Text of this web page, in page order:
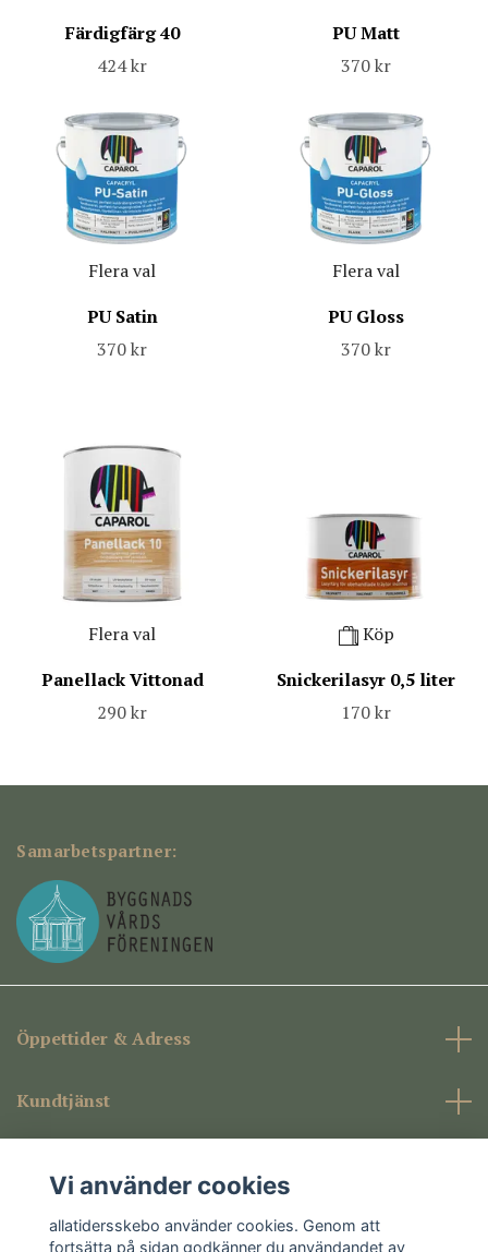
Färdigfärg 40
424 kr
PU Matt
370 kr
Flera val
PU Satin
370 kr
Flera val
PU Gloss
370 kr
Flera val
Panellack Vittonad
290 kr
Köp
Snickerilasyr 0,5 liter
170 kr
Samarbetspartner:
Öppettider & Adress
Kundtjänst
Sociala medier
Vi använder cookies
allatidersskebo använder cookies. Genom att
fortsätta på sidan godkänner du användandet av